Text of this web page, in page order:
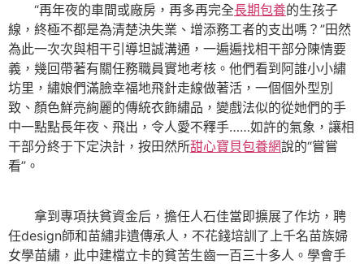
“再年夜的車間或廠房，再多再完全長期包養的生孩子
線，終極不都是為清楚決失業、增添務工者的支出嗎？”田然
為此一次次與相干引導坦誠溝通，一遍遍找相干部分陳情要
義，幾回帶著有關任務職員實地考核。他們看到阿誰小小繡
坊里，繡娘們滿臉幸福地飛針走線做著活，一個個外型別
致、顏色鮮亮絢麗的傳統衣飾繡品，變戲法似的從她們的手
中一點點長年夜、飛出，令人愛不釋手……如許的氣象，讓相
干部分終于下定決計，按田然所甜心寶貝包養網說的“嘗嘗
看”。
拿到專項扶貧資金后，擔任人石佳當即擴展了作坊，聘
任design師和苗繡非遺傳承人，不花錢培訓了上千名苗族婦
女學苗繡，此中建檔立卡的貧苦生齒一百三十多人。學會手